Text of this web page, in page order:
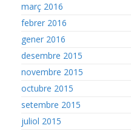
març 2016
febrer 2016
gener 2016
desembre 2015
novembre 2015
octubre 2015
setembre 2015
juliol 2015